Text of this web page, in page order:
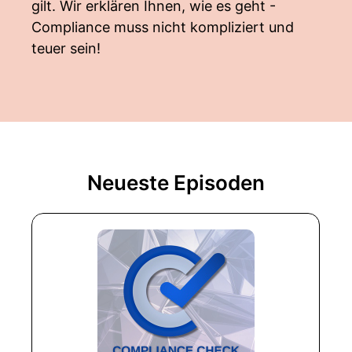
gilt. Wir erklären Ihnen, wie es geht -
Compliance muss nicht kompliziert und
teuer sein!
Neueste Episoden